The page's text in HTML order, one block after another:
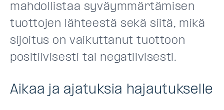
mahdollistaa syväymmärtämisen
tuottojen lähteestä sekä siitä, mikä
sijoitus on vaikuttanut tuottoon
positiivisesti tai negatiivisesti.
Aikaa ja ajatuksia hajautukselle